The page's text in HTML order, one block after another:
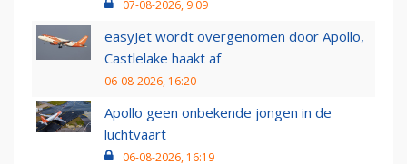
07-08-2026, 9:09
easyJet wordt overgenomen door Apollo,
Castlelake haakt af
06-08-2026, 16:20
Apollo geen onbekende jongen in de
luchtvaart
06-08-2026, 16:19